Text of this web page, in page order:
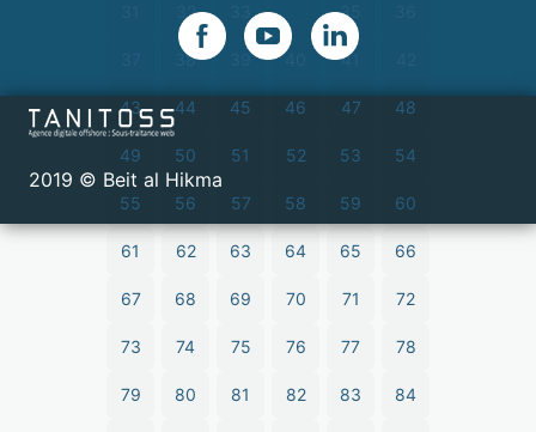
32 35
38 39 40 41
43 44 45 46 47 48
49 50 51 52 53 54
55 56 57 58 59 60
61 62 63 64 65 66
67 68 69 70 71 72
73 74 75 76 77 78
79 80 81 82 83 84
2019 © Beit al Hikma